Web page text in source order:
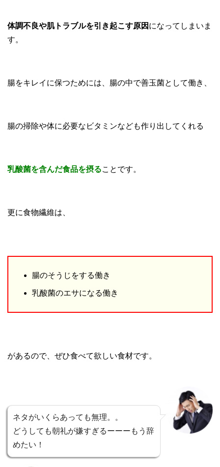
体調不良や肌トラブルを引き起こす原因 になってしまいま
す。
腸をキレイに保つためには、腸の中で善玉菌として働き、
腸の掃除や体に必要なビタミンなども作り出してくれる
乳酸菌を含んだ食品を摂ることです。
更に食物繊維は、
腸のそうじをする働き
乳酸菌のエサになる働き
があるので、ぜひ食べて欲しい食材です。
ネタがいくらあっても無理。。
どうしても朝礼が嫌すぎるーーーもう辞
めたい！